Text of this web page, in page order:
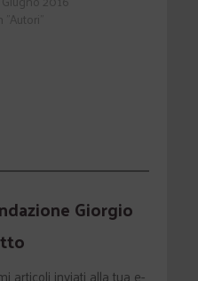
"Autori"
Giorgio
articoli inviati alla tua e-